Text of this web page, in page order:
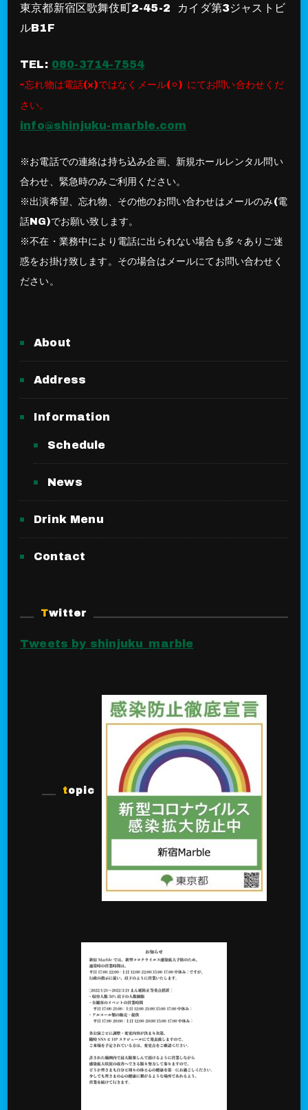
東京都新宿区歌舞伎町2-45-2 カイダ第3ジャストビ
ルB1F
TEL: 080-3714-7554
⇨忘れ物は電話(×)ではなくメール(⚪︎) にてお問い合わせくだ
さい。
info@shinjuku-marble.com
※お電話での連絡は持ち込み企画、新規ホールレンタル問い
合わせ、緊急時のみご利用ください。
※出演希望、忘れ物、その他のお問い合わせはメールのみ(電
話NG)でお願い致します。
※不在・業務中により電話に出られない場合も多々ありご迷
惑をお掛け致します。その場合はメールにてお問い合わせく
ださい。
About
Address
Information
Schedule
News
Drink Menu
Contact
Twitter
Tweets by shinjuku_marble
topic